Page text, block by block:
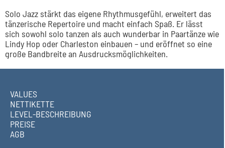
Solo Jazz stärkt das eigene Rhythmusgefühl, erweitert das
tänzerische Repertoire und macht einfach Spaß. Er lässt
sich sowohl solo tanzen als auch wunderbar in Paartänze wie
Lindy Hop oder Charleston einbauen – und eröffnet so eine
große Bandbreite an Ausdrucksmöglichkeiten.
VALUES
NETTIKETTE
LEVEL-BESCHREIBUNG
PREISE
AGB